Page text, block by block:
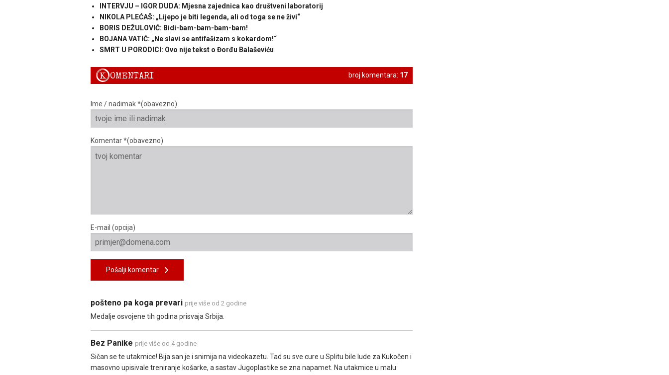
INTERVJU – IGOR DUDA: Mjesna zajednica kao društveni laboratorij
NIKOLA PLEĆAŠ: „Lijepo je biti legenda, ali od toga se ne živi“
BORIS DEŽULOVIĆ: Bidi-bam-bam-bam-bam!
BOJANA VATIĆ: „Ne slavi se antifašizam s kokardom!“
SMRT U PORODICI: Ovo nije tekst o Đorđu Balaševiću
broj komentara: 17
KOMENTARI
Ime / nadimak *(obavezno)
Komentar *(obavezno)
E-mail (opcija)
Pošalji komentar
pošteno pa koga prevari prije više od 2 godine
Medalje osvojene tih godina prisvaja Srbija.
Bez Panike prije više od 4 godine
Sičan se te utakmice! Bija san je i snimija na videokazetu. Tad su sve cure u Splitu bile lude za Kukočen i
masovno upisivale treniranje košarke, a sastav Jugoplastike se zna napamet. Na utakmice u malu